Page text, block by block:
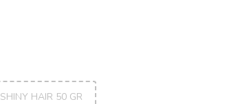
SHINY HAIR 50 GR